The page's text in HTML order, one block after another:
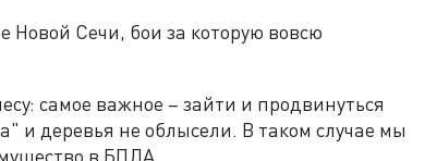
Новой Сечи, бои за которую вовсю
самое важное – зайти и продвинуться
и деревья не облысели. В таком случае мы
в БПЛА.